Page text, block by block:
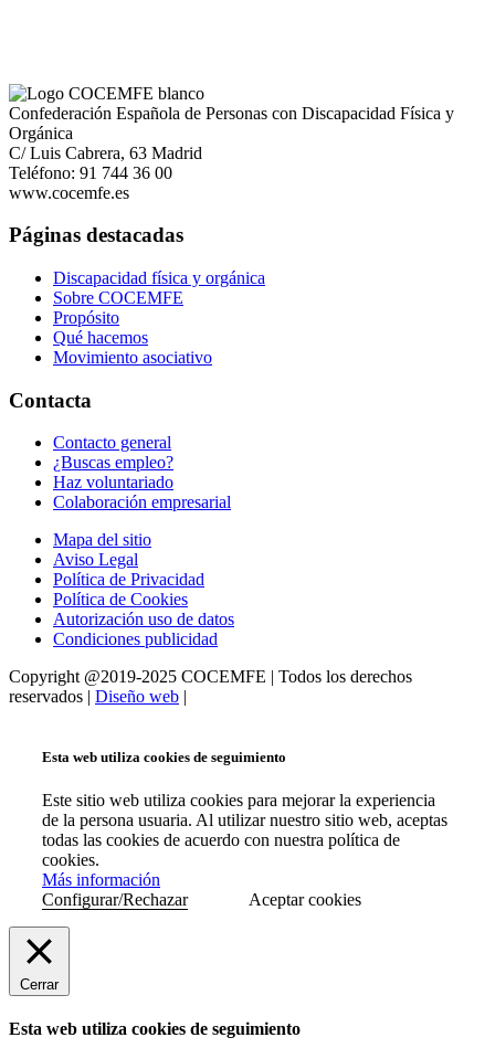
Confederación Española de Personas con Discapacidad Física y
Orgánica
C/ Luis Cabrera, 63 Madrid
Teléfono: 91 744 36 00
www.cocemfe.es
Páginas destacadas
Discapacidad física y orgánica
Sobre COCEMFE
Propósito
Qué hacemos
Movimiento asociativo
Contacta
Contacto general
¿Buscas empleo?
Haz voluntariado
Colaboración empresarial
Mapa del sitio
Aviso Legal
Política de Privacidad
Política de Cookies
Autorización uso de datos
Condiciones publicidad
Copyright @2019-2025 COCEMFE | Todos los derechos
reservados | Diseño web
Esta web utiliza cookies de seguimiento
Este sitio web utiliza cookies para mejorar la experiencia
de la persona usuaria. Al utilizar nuestro sitio web, aceptas
todas las cookies de acuerdo con nuestra política de
cookies.
Más información
Configurar/Rechazar
Aceptar cookies
Cerrar
Esta web utiliza cookies de seguimiento